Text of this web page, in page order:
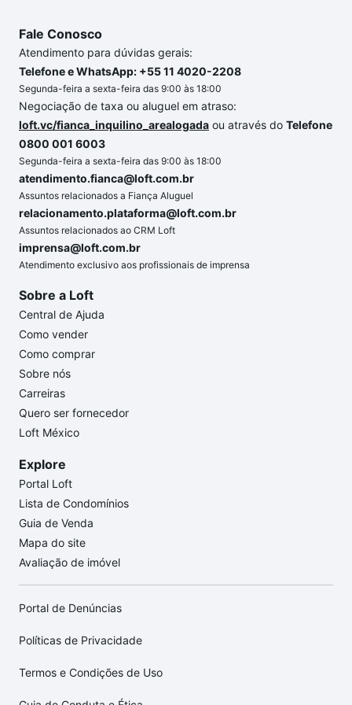
Fale Conosco
Atendimento para dúvidas gerais:
Telefone e WhatsApp: +55 11 4020-2208
Segunda-feira a sexta-feira das 9:00 às 18:00
Negociação de taxa ou aluguel em atraso:
loft.vc/fianca_inquilino_arealogada ou através do Telefone
0800 001 6003
Segunda-feira a sexta-feira das 9:00 às 18:00
atendimento.fianca@loft.com.br
Assuntos relacionados a Fiança Aluguel
relacionamento.plataforma@loft.com.br
Assuntos relacionados ao CRM Loft
imprensa@loft.com.br
Atendimento exclusivo aos profissionais de imprensa
Sobre a Loft
Central de Ajuda
Como vender
Como comprar
Sobre nós
Carreiras
Quero ser fornecedor
Loft México
Explore
Portal Loft
Lista de Condomínios
Guia de Venda
Mapa do site
Avaliação de imóvel
Portal de Denúncias
Políticas de Privacidade
Termos e Condições de Uso